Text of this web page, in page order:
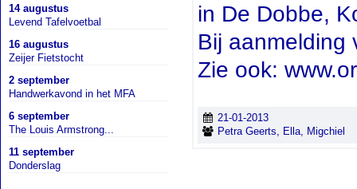
14 augustus
Levend Tafelvoetbal
16 augustus
Zeijer Fietstocht
2 september
Handwerkavond in het MFA
6 september
The Louis Armstrong...
11 september
Donderslag
in De Dobbe,
Bij aanmelding
Zie ook:
21-01-2013
Petra Geerts, Ella, Migchiel